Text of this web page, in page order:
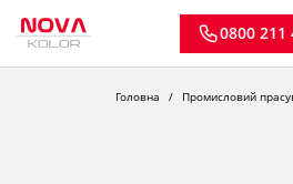
0800 211
Головна Промисловий